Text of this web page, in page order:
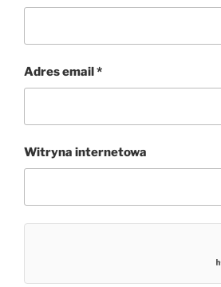
Adres email *
Witryna internetowa